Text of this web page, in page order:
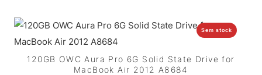
Sem stock
120GB OWC Aura Pro 6G Solid State Drive for
MacBook Air 2012 A8684